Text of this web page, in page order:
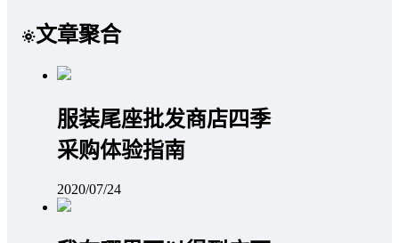
文章聚合
服装尾座批发商店四季
采购体验指南
2020/07/24